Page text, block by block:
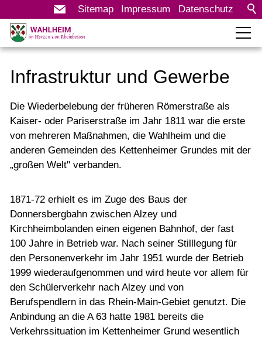
Sitemap Impressum Datenschutz
Leben in Wahlheim
Tourismus & Kultur
Unternehmensverzeichnis
Infrastruktur und Gewerbe
Die Wiederbelebung der früheren Römerstraße als
Kaiser- oder Pariserstraße im Jahr 1811 war die erste
von mehreren Maßnahmen, die Wahlheim und die
anderen Gemeinden des Kettenheimer Grundes mit der
„großen Welt" verbanden.
1871-72 erhielt es im Zuge des Baus der
Donnersbergbahn zwischen Alzey und
Kirchheimbolanden einen eigenen Bahnhof, der fast
100 Jahre in Betrieb war. Nach seiner Stilllegung für
den Personenverkehr im Jahr 1951 wurde der Betrieb
1999 wiederaufgenommen und wird heute vor allem für
den Schülerverkehr nach Alzey und von
Berufspendlern in das Rhein-Main-Gebiet genutzt. Die
Anbindung an die A 63 hatte 1981 bereits die
Verkehrssituation im Kettenheimer Grund wesentlich